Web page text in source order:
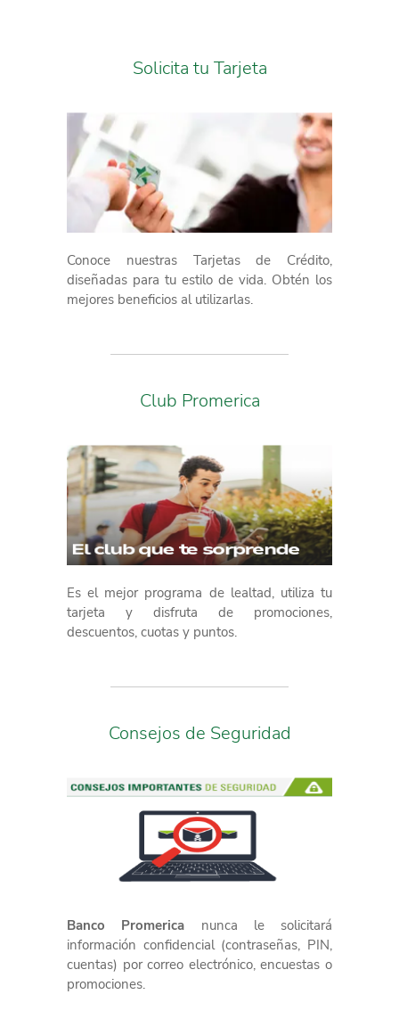
Solicita tu Tarjeta
Conoce nuestras Tarjetas de Crédito,
diseñadas para tu estilo de vida. Obtén los
mejores beneficios al utilizarlas.
Club Promerica
Es el mejor programa de lealtad, utiliza tu
tarjeta y disfruta de promociones,
descuentos, cuotas y puntos.
Consejos de Seguridad
Banco Promerica nunca le solicitará
información confidencial (contraseñas, PIN,
cuentas) por correo electrónico, encuestas o
promociones.